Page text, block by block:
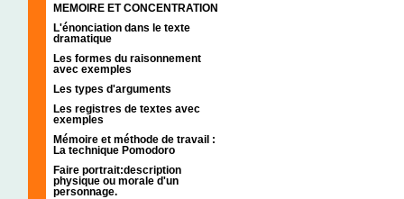
MEMOIRE ET CONCENTRATION
L'énonciation dans le texte
dramatique
Les formes du raisonnement
avec exemples
Les types d'arguments
Les registres de textes avec
exemples
Mémoire et méthode de travail :
La technique Pomodoro
Faire portrait:description
physique ou morale d'un
personnage.